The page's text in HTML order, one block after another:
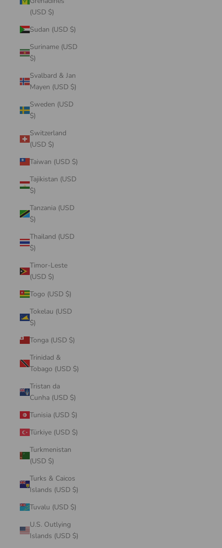
(USD $)
Sudan (USD $)
Suriname (USD
$)
Svalbard & Jan
Mayen (USD $)
Sweden (USD
$)
Switzerland
(USD $)
Taiwan (USD $)
Tajikistan (USD
$)
Tanzania (USD
$)
Thailand (USD
$)
Timor-Leste
(USD $)
Togo (USD $)
Tokelau (USD
$)
Tonga (USD $)
Trinidad &
Tobago (USD $)
Tristan da
Cunha (USD $)
Tunisia (USD $)
Türkiye (USD $)
Turkmenistan
(USD $)
Turks & Caicos
Islands (USD $)
Tuvalu (USD $)
U.S. Outlying
Islands (USD $)